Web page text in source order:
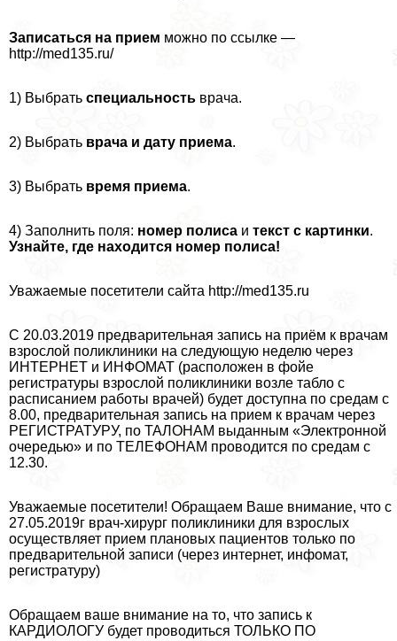
Записаться на прием можно по ссылке —
http://med135.ru/
1) Выбрать специальность врача.
2) Выбрать врача и дату приема.
3) Выбрать время приема.
4) Заполнить поля: номер полиса и текст с картинки.
Узнайте, где находится номер полиса!
Уважаемые посетители сайта http://med135.ru
С 20.03.2019 предварительная запись на приём к врачам
взрослой поликлиники на следующую неделю через
ИНТЕРНЕТ и ИНФОМАТ (расположен в фойе
регистратуры взрослой поликлиники возле табло с
расписанием работы врачей) будет доступна по средам с
8.00, предварительная запись на прием к врачам через
РЕГИСТРАТУРУ, по ТАЛОНАМ выданным «Электронной
очередью» и по ТЕЛЕФОНАМ проводится по средам с
12.30.
Уважаемые посетители! Обращаем Ваше внимание, что с
27.05.2019г врач-хирург поликлиники для взрослых
осуществляет прием плановых пациентов только по
предварительной записи (через интернет, инфомат,
регистратуру)
Обращаем ваше внимание на то, что запись к
КАРДИОЛОГУ будет проводиться ТОЛЬКО ПО